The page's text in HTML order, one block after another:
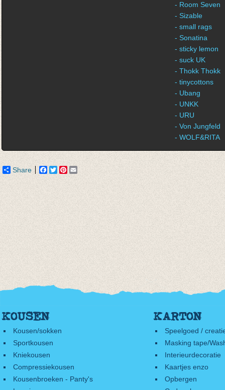
- Room Seven
- Sizable
- small rags
- Sonatina
- sticky lemon
- suck UK
- Thokk Thokk
- tinycottons
- Ubang
- UNKK
- URU
- Von Jungfeld
- WOLF&RITA
Share Facebook
TwitterPinterest
KOUSEN
Kousen/sokken
Sportkousen
Kniekousen
Compressiekousen
Kousenbroeken - Panty's
KARTON
Speelgoed /
Masking tape/
Interieurdecoratie
Kaartjes enzo
Opbergen